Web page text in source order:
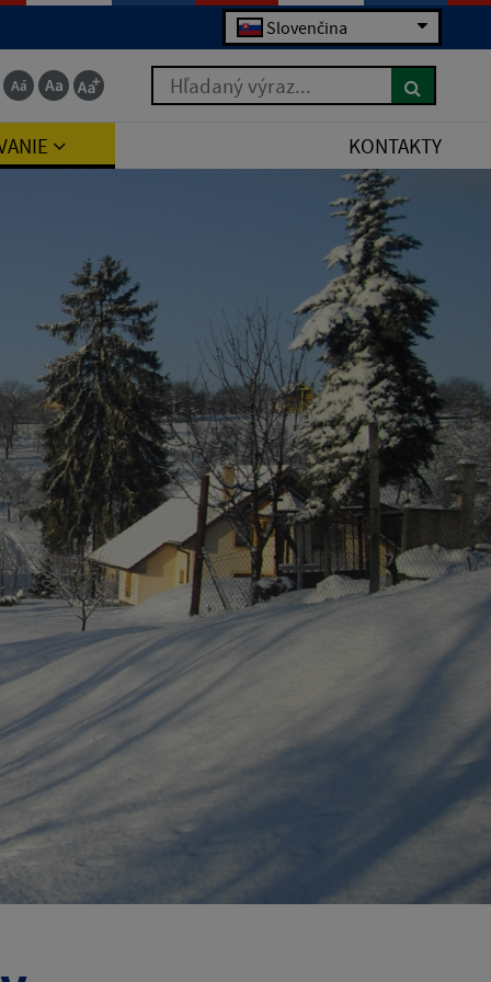
Slovenčina
Hľadaný výraz...
KONTAKTY